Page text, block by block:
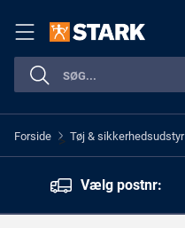
Forside > Tøj & sikkerhedsudstyr
Vælg postnr: